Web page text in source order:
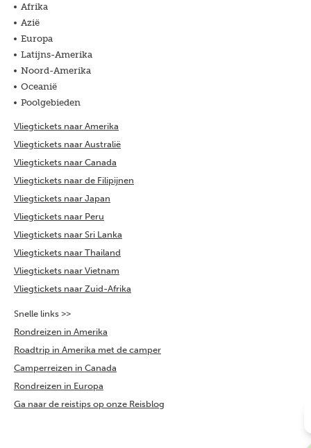
Afrika
Azië
Europa
Latijns-Amerika
Noord-Amerika
Oceanië
Poolgebieden
Vliegtickets naar Amerika
Vliegtickets naar Australië
Vliegtickets naar Canada
Vliegtickets naar de Filipijnen
Vliegtickets naar Japan
Vliegtickets naar Peru
Vliegtickets naar Sri Lanka
Vliegtickets naar Thailand
Vliegtickets naar Vietnam
Vliegtickets naar Zuid-Afrika
Snelle links >>
Rondreizen in Amerika
Roadtrip in Amerika met de camper
Camperreizen in Canada
Rondreizen in Europa
Ga naar de reistips op onze Reisblog